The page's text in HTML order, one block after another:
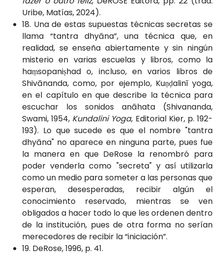
Uribe, Matías, 2024).
18. Una de estas supuestas técnicas secretas se
llama “tantra dhyāna”, una técnica que, en
realidad, se enseña abiertamente y sin ningún
misterio en varias escuelas y libros, como la
haṃsopaniṣhad o, incluso, en varios libros de
Shivānanda, como, por ejemplo, Kuṇḍalinī yoga,
en el capítulo en que describe la técnica para
escuchar los sonidos anāhata (Shivananda,
Swami, 1954, Kundalini Yoga, Editorial Kier, p. 192-
193). Lo que sucede es que el nombre "tantra
dhyāna" no aparece en ninguna parte, pues fue
la manera en que DeRose la renombró para
poder venderla como "secreta" y así utilizarla
como un medio para someter a las personas que
esperan, desesperadas, recibir algún el
conocimiento reservado, mientras se ven
obligados a hacer todo lo que les ordenen dentro
de la institución, pues de otra forma no serían
merecedores de recibir la “iniciación”.
19. DeRose, 1996, p. 41.